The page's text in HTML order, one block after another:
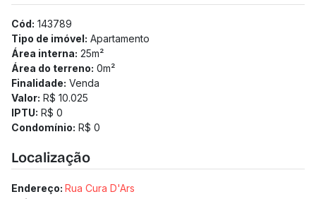
Cód: 143789
Tipo de imóvel: Apartamento
Área interna: 25m²
Área do terreno: 0m²
Finalidade: Venda
Valor: R$ 10.025
IPTU: R$ 0
Condomínio: R$ 0
Localização
Endereço: Rua Cura D'Ars